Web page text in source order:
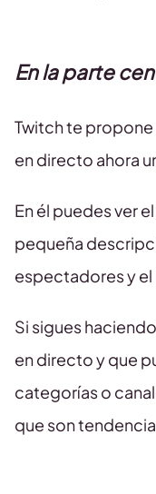
En la parte
Twitch te propone
en directo ahora
En él puedes ver
pequeña
espectadores y el
Si sigues
en directo y que
categorías o
que son